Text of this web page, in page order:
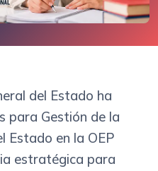
del Estado ha
para Gestión de la
Estado en la OEP
estratégica para